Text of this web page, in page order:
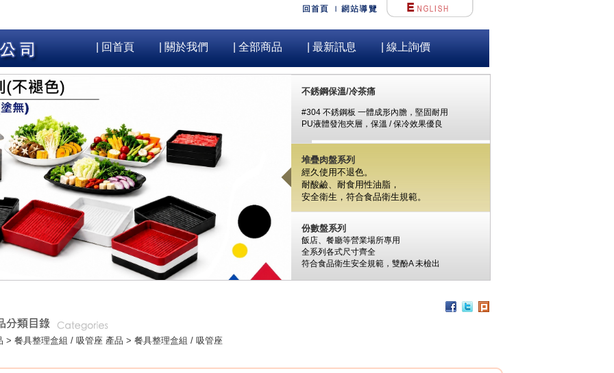
| 回首頁 | 關於我們 | 全部商品 | 最新訊息 | 線上詢價
不銹鋼保溫/冷茶痛
#304 不銹鋼板 一體成形內膽，堅固耐用
PU液體發泡夾層，保溫 / 保冷效果優良
堆疊肉盤系列
經久使用不退色。
耐酸鹼、耐食用性油脂，
安全衛生， 符合食品衛生規範。
份數盤系列
飯店、餐廳等營業場所專用
全系列各式尺寸齊全
符合食品衛生安全規範， 雙酚A未檢出
杯架組
> 餐具整理盒組 / 吸管座 產品 > 餐具整理盒組 / 吸管座